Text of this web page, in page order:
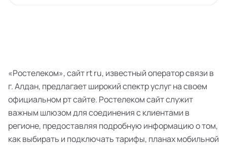
«Ростелеком», сайт rt ru, известный оператор связи в
г. Алдан, предлагает широкий спектр услуг на своем
официальном рт сайте. Ростелеком сайт служит
важным шлюзом для соединения с клиентами в
регионе, предоставляя подробную информацию о том,
как выбирать и подключать тарифы, планах мобильной